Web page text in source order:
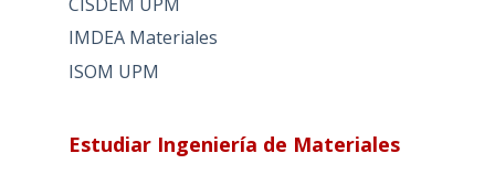
IMDEA Materiales
ISOM UPM
Estudiar Ingeniería de Materiales